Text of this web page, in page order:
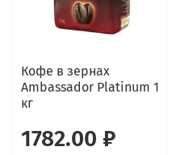
Кофе в зернах
Ambassador Platinum 1
кг
1782.00 ₽